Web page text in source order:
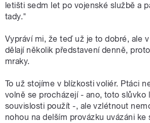
letišti sedm let po vojenské službě a
tady."
Vypráví mi, že teď už je to dobré, ale
dělají několik představení denně,
mraky.
To už stojíme v blízkosti voliér. Ptáci
volně se procházejí - ano, toto slůvko
souvislosti použít -, ale vzlétnout
nohou na delším provázku uvázáni ke